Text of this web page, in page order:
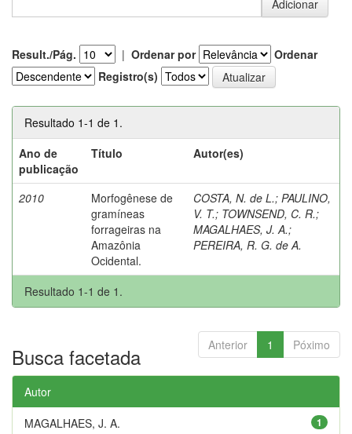
Result./Pág. | Ordenar por
Ordenar
Registro(s)
Resultado 1-1 de 1.
Ano de
publicação
Título Autor(es)
2010
Morfogênese de
gramíneas
forrageiras na
Amazônia
Ocidental.
COSTA, N. de L.; PAULINO,
V. T.; TOWNSEND, C. R.;
MAGALHAES, J. A.;
PEREIRA, R. G. de A.
Resultado 1-1 de 1.
Anterior 1 Póximo
Busca facetada
Autor
1
MAGALHAES, J. A.